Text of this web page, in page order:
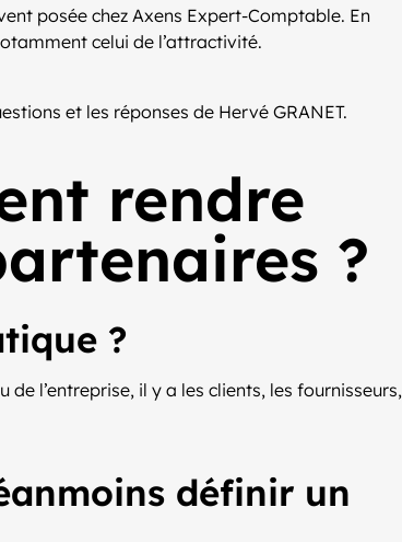
posée chez Axens Expert-Comptable. En
celui de l’attractivité.
et les réponses de Hervé GRANET.
rendre
?
?
l’entreprise, il y a les clients, les fournisseurs,
définir un